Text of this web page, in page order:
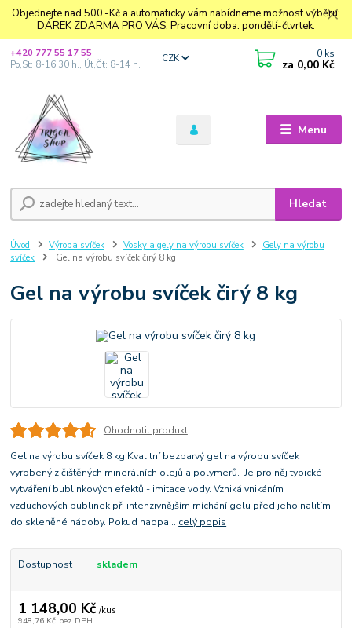
Objednejte nad 500,-Kč a automaticky vám nabídneme možnost výběru:
DÁREK ZDARMA PRO VÁS. Pracovní doba: pondělí-čtvrtek.
Menu
CZK
Hledat
+420 777 55 17 55
Po,St: 8-16.30 h., Út,Čt: 8-14 h.
0 ks
za 0,00 Kč
Úvod Výroba svíček Vosky a gely na výrobu svíček
Gely na výrobu
svíček
Gel na výrobu svíček čirý 8 kg
Gel na výrobu svíček čirý 8 kg
Ohodnotit produkt
Gel na výrobu svíček 8 kg Kvalitní bezbarvý gel na výrobu svíček
vyrobený z čištěných minerálních olejů a polymerů. Je pro něj typické
vytváření bublinkových efektů - imitace vody. Vzniká vnikáním
vzduchových bublinek při intenzivnějším míchání gelu před jeho nalitím
do skleněné nádoby. Pokud naopa... celý popis
Dostupnost skladem
1 148,00 Kč /kus
948,76 Kč bez DPH